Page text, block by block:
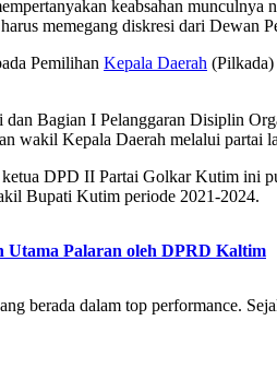
keabsahan
memegang diskresi dari Dewan
Pemilihan Kepala Daerah
Bagian I Pelanggaran Disiplin
wakil Kepala Daerah melalui partai
ketua DPD II Partai Golkar Kutim
Bupati Kutim periode 2021-2024.
Utama Palaran oleh DPRD Kaltim
berada dalam top performance.